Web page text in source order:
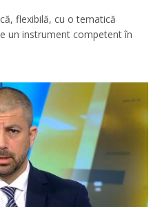
flexibilă, cu o tematică
un instrument competent în